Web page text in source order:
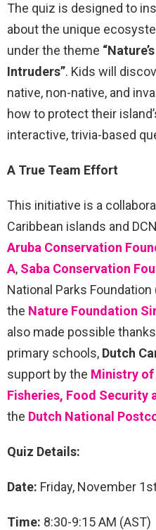
The quiz is designed to
about the unique
under the theme
Intruders”. Kids will
native, non-native, and
how to protect their
interactive, trivia-based
A True Team Effort
This initiative is a
Caribbean islands and
Aruba Conservation
A, Saba Conservation
National Parks Foundation
the Nature Foundation
also made possible
primary schools, Dutch
support by the Ministry
Fisheries, Food Security
the Dutch National
Quiz Details:
Date: Friday, November
Time: 8:30-9:15 AM (AST)